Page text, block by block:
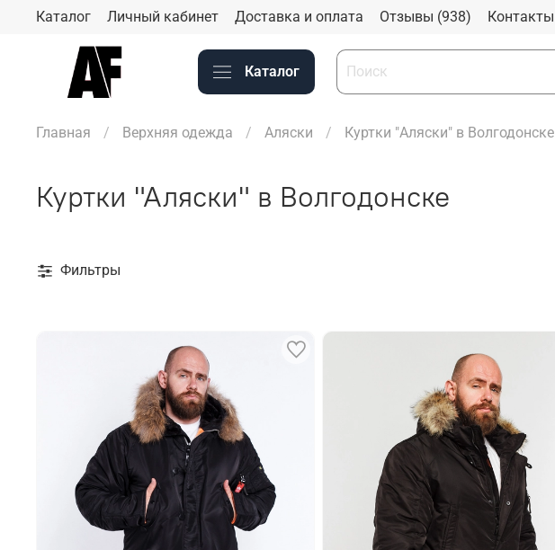
Каталог Личный кабинет Доставка и оплата Отзывы (938) Контакты
Каталог
Главная Верхняя одежда Аляски Куртки "Аляски" в Волгодонске
Куртки "Аляски" в Волгодонске
Фильтры